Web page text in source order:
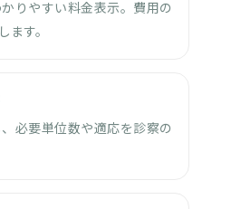
りやすい料金表示。費用の
ます。
必要単位数や適応を診察の